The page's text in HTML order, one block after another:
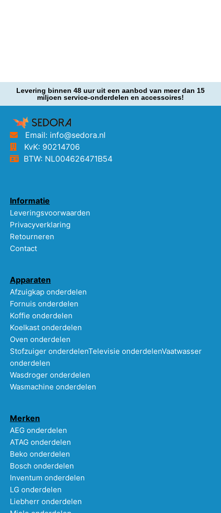
Levering binnen 48 uur uit een aanbod van meer dan 15
miljoen service-onderdelen en accessoires!
Email: info@sedora.nl
KvK: 90214706
BTW: NL004626471B54
Informatie
Leveringsvoorwaarden
Privacyverklaring
Retourneren
Contact
Apparaten
Afzuigkap onderdelen
Fornuis onderdelen
Koffie onderdelen
Koelkast onderdelen
Oven onderdelen
Stofzuiger onderdelenTelevisie onderdelenVaatwasser
onderdelen
Wasdroger onderdelen
Wasmachine onderdelen
Merken
AEG onderdelen
ATAG onderdelen
Beko onderdelen
Bosch onderdelen
Inventum onderdelen
LG onderdelen
Liebherr onderdelen